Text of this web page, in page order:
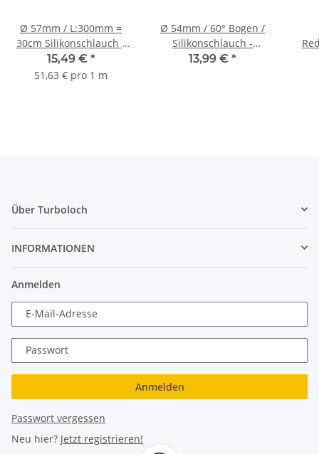
Ø 57mm / L:300mm =
30cm Silikonschlauch -
schwarz
15,49 € *
51,63 € pro 1 m
Ø 54mm / 60° Bogen /
Silikonschlauch -
schwarz
13,99 € *
Über Turboloch
INFORMATIONEN
Anmelden
E-Mail-Adresse
Passwort
Anmelden
Passwort vergessen
Neu hier? Jetzt registrieren!